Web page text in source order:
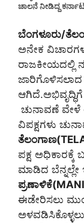
ಚಾಲನೆ ನೀಡಿದ್ದ
ಬೆಂಗಳೂರು/
ಅನೇಕ
ರಾಜಕೀಯದಲ್ಲಿ
ಚುನಾವಣೆ ವೇಳೆ
ವಿಪಕ್ಷಗಳು
ಪಕ್ಷ ಅಧಿಕಾರಕ್ಕೆ
ಮಾಡಿದ
ಈಡೇರಿಸಲು